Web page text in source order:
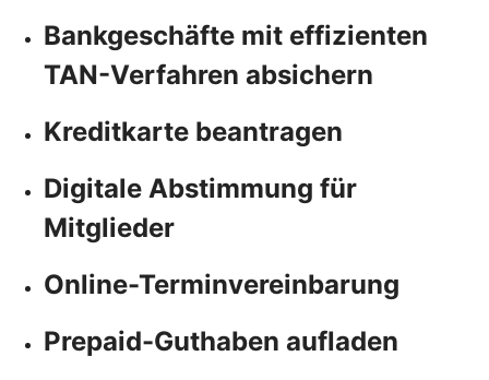
Bankgeschäfte mit effizienten
TAN-Verfahren absichern
Kreditkarte beantragen
Digitale Abstimmung für
Mitglieder
Online-Terminvereinbarung
Prepaid-Guthaben aufladen